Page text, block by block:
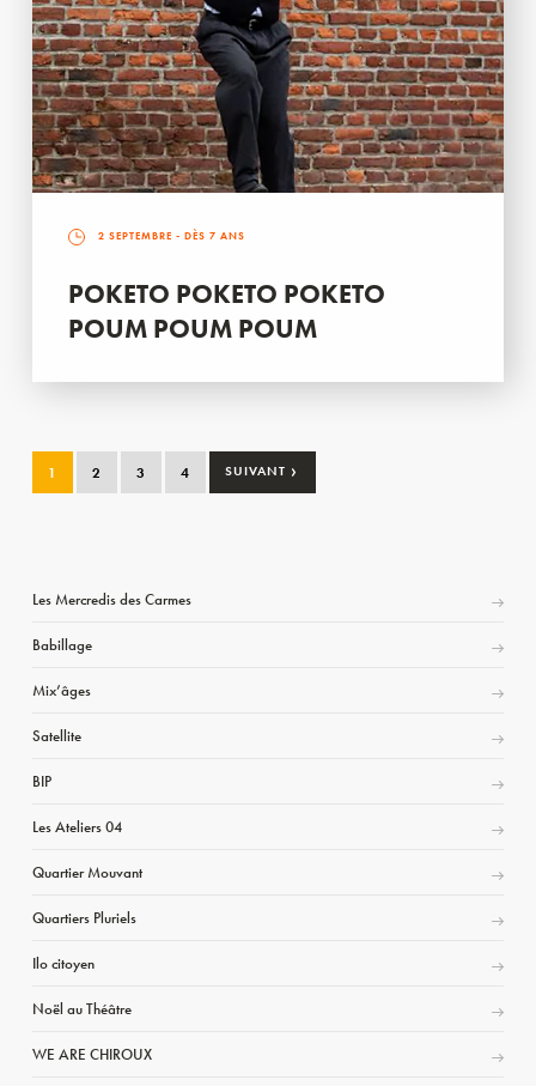
2 SEPTEMBRE - DÈS 7 ANS
POKETO POKETO POKETO
POUM POUM POUM
1 2 3 4 SUIVANT ›
Les Mercredis des Carmes
Babillage
Mix’âges
Satellite
BIP
Les Ateliers 04
Quartier Mouvant
Quartiers Pluriels
Ilo citoyen
Noël au Théâtre
WE ARE CHIROUX